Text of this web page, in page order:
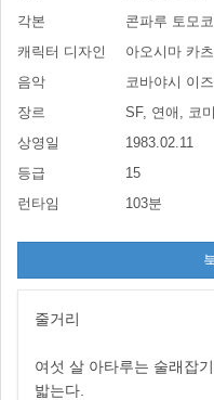
각본
콘파루 토모코
캐릭터 디자인
아오시마 카
음악
코바야시 이
장르
SF, 연애, 코
상영일
1983.02.11
등급
15
런타임
103분
줄거리
여섯 살 아타루는 술래잡
밟는다.